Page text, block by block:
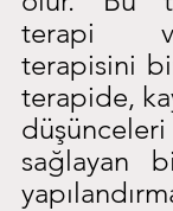
terapi
terapisini
terapide,
sağlayan